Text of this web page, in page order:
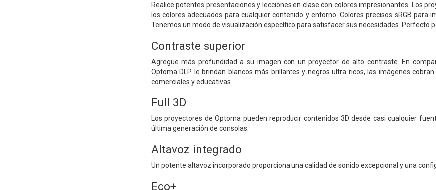
Realice potentes presentaciones y lecciones en clase con colores impresionantes. Los
los colores adecuados para cualquier contenido y entorno. Colores precisos sRGB
Tenemos un modo de visualización específico para satisfacer sus necesidades. Perfecto
Contraste superior
Agregue más profundidad a su imagen con un proyector de alto contraste. En
Optoma DLP le brindan blancos más brillantes y negros ultra ricos, las imágenes
comerciales y educativas.
Full 3D
Los proyectores de Optoma pueden reproducir contenidos 3D desde casi cualquier
última generación de consolas.
Altavoz integrado
Un potente altavoz incorporado proporciona una calidad de sonido excepcional y una
Eco+